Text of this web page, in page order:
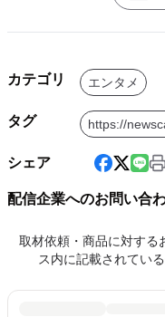
カテゴリ エンタメ
タグ https://
シェア
配信企業へのお問い合
取材依頼・商品に対する
ス内に記載されてい